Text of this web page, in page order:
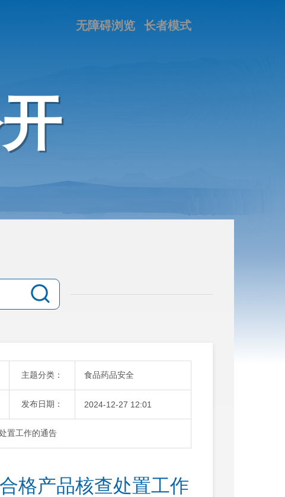
长者模式
无障碍浏览
主题分类： 食品药品安全
发布日期： 2024-12-27 12:01
置工作的通告
格产品核查处置工作